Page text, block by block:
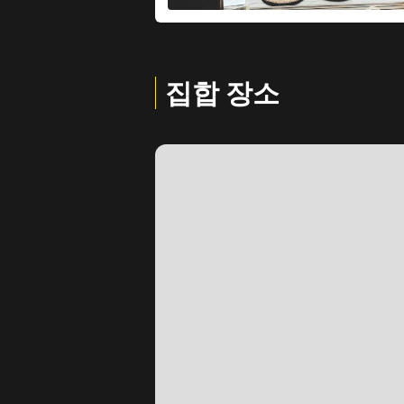
집합 장소